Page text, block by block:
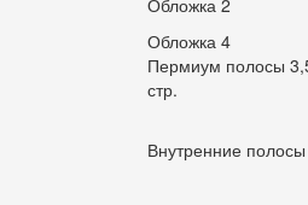
Обложка 2
Обложка 4
Пермиум полосы
стр.
Внутренние полосы